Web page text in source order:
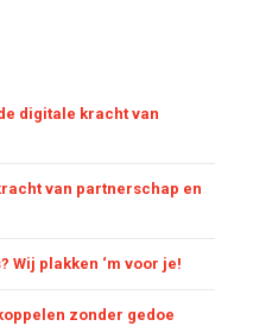
digitale kracht van
van partnerschap en
Wij plakken ‘m voor je!
zonder gedoe